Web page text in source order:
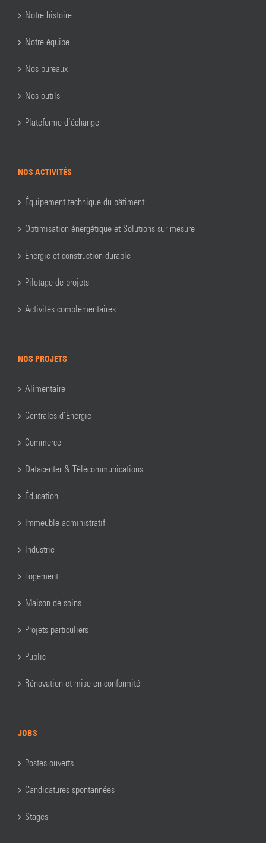
Notre histoire
Notre équipe
Nos bureaux
Nos outils
Plateforme d’échange
NOS ACTIVITÉS
Équipement technique du bâtiment
Optimisation énergétique et Solutions sur mesure
Énergie et construction durable
Pilotage de projets
Activités complémentaires
NOS PROJETS
Alimentaire
Centrales d’Énergie
Commerce
Datacenter & Télécommunications
Éducation
Immeuble administratif
Industrie
Logement
Maison de soins
Projets particuliers
Public
Rénovation et mise en conformité
JOBS
Postes ouverts
Candidatures spontannées
Stages